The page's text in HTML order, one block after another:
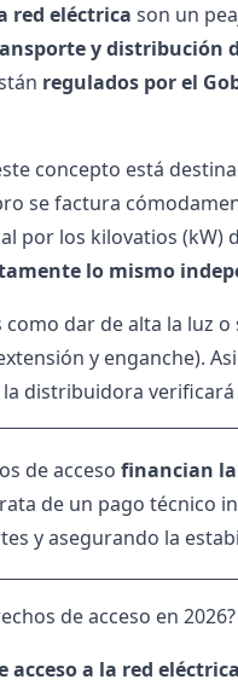
red eléctrica son un
y distribución
regulados por el
concepto está
se factura
por los kilovatios (kW)
lo mismo
dar de alta la luz
y enganche).
distribuidora
de acceso financian
de un pago técnico
y asegurando la
de acceso en 2026?
acceso a la red eléctrica